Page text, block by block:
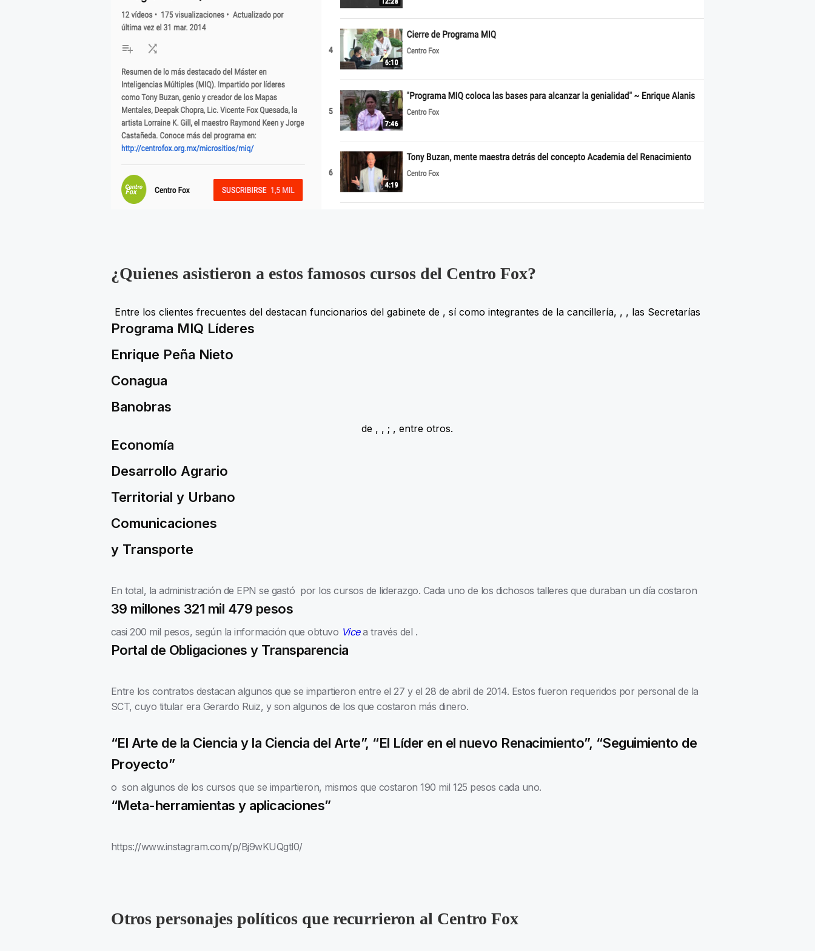
¿Quienes asistieron a estos famosos cursos del Centro Fox?
Entre los clientes frecuentes del
Programa MIQ Líderes
destacan funcionarios del gabinete de
Enrique Peña Nieto
, sí como integrantes de la cancillería,
Conagua
,
Banobras
, las Secretarías
de
Economía
,
Desarrollo Agrario
,
Territorial y Urbano
;
Comunicaciones
y Transporte
, entre otros.
En total, la administración de EPN se gastó
39 millones 321 mil 479 pesos
por los cursos de liderazgo. Cada uno de los dichosos talleres que duraban un día costaron
casi 200 mil pesos, según la información que obtuvo Vicea través del
Portal de Obligaciones y Transparencia
.
Entre los contratos destacan algunos que se impartieron entre el 27 y el 28 de abril de 2014. Estos fueron requeridos por personal de la
SCT, cuyo titular era Gerardo Ruiz, y son algunos de los que costaron más dinero.
“El Arte de la Ciencia y la Ciencia del Arte”, “El Líder en el nuevo Renacimiento”, “Seguimiento de
Proyecto”
o
“Meta-herramientas y aplicaciones”
son algunos de los cursos que se impartieron, mismos que costaron 190 mil 125 pesos cada uno.
https://www.instagram.com/p/Bj9wKUQgtl0/
Otros personajes políticos que recurrieron al Centro Fox